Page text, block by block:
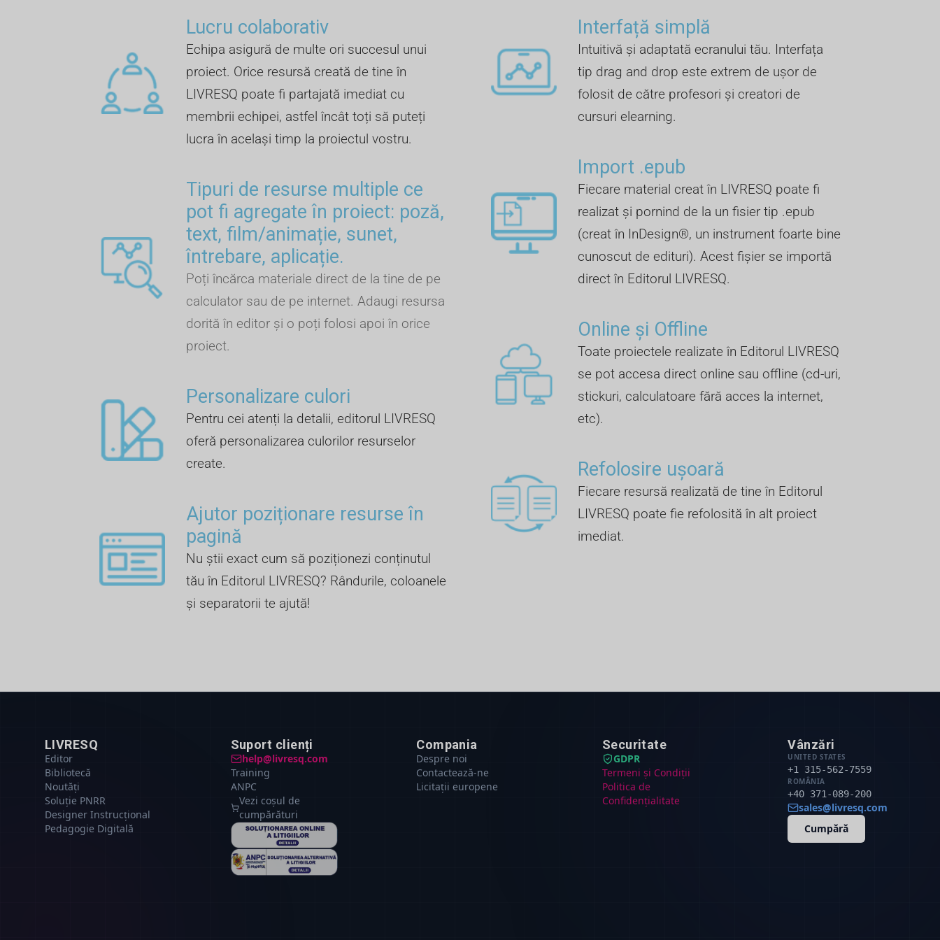
Lucru colaborativ
Echipa asigură de multe ori succesul unui
proiect. Orice resursă creată de tine în
LIVRESQ poate fi partajată imediat cu
membrii echipei, astfel încât toți să puteți
lucra în același timp la proiectul vostru.
Tipuri de resurse multiple ce
pot fi agregate în proiect: poză,
text, film/animație, sunet,
întrebare, aplicație.
Poți încărca materiale direct de la tine de pe
calculator sau de pe internet. Adaugi resursa
dorită în editor și o poți folosi apoi în orice
proiect.
Personalizare culori ​
Pentru cei atenți la detalii, editorul LIVRESQ
oferă personalizarea culorilor resurselor
create.
Ajutor poziționare resurse în
pagină
Nu știi exact cum să poziționezi conținutul
tău în Editorul LIVRESQ? Rândurile, coloanele
și separatorii te ajută!
Interfață simplă
Intuitivă și adaptată ecranului tău. Interfața
tip drag and drop este extrem de ușor de
folosit de către profesori și creatori de
cursuri elearning.
Import .epub ​
Fiecare material creat în LIVRESQ poate fi
realizat și pornind de la un fisier tip .epub
(creat în InDesign®, un instrument foarte bine
cunoscut de edituri). Acest fișier se importă
direct în Editorul LIVRESQ.
Online și Offline ​
Toate proiectele realizate în Editorul LIVRESQ
se pot accesa direct online sau offline (cd-uri,
stickuri, calculatoare fără acces la internet,
etc).
Refolosire ușoară
Fiecare resursă realizată de tine în Editorul
LIVRESQ poate fie refolosită în alt proiect
imediat.
LIVRESQ
Editor
Bibliotecă
Noutăți
Soluție PNRR
Designer Instrucțional
Pedagogie Digitală
Suport clienți
help@livresq.com
Training
ANPC
Vezi coșul de
cumpărături
Compania
Despre noi
Contactează-ne
Licitații europene
Securitate
GDPR
Termeni și Condiții
Politica de
Confidențialitate
Vânzări
UNITED STATES
+1 315-562-7559
ROMÂNIA
+40 371-089-200
sales@livresq.com
Cumpără